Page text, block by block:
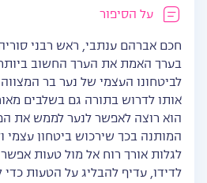
על הסיפור
בערך האמת את הערך החשוב ביותר
לביטחונו העצמי של נער בר
אותו לדרוש בתורה גם בשלבים
הוא רוצה לאפשר לנער לממש את
המותנה בכך שירכוש ביטחון עצמי
לגלות אורך רוח אל מול טעות
לדידו, עדיף להבליג על הטעות כדי